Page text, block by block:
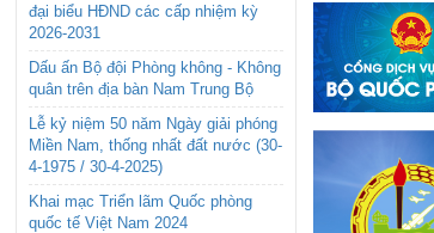
đại biểu HĐND các cấp nhiệm kỳ
2026-2031
Dấu ấn Bộ đội Phòng không - Không
quân trên địa bàn Nam Trung Bộ
Lễ kỷ niệm 50 năm Ngày giải phóng
Miền Nam, thống nhất đất nước (30-
4-1975 / 30-4-2025)
Khai mạc Triển lãm Quốc phòng
quốc tế Việt Nam 2024